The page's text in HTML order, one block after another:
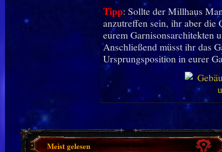
Tipp: Sollte der Millhaus
anzutreffen sein, ihr aber die
eurem Garnisonsarchitekten
Anschließend müsst ihr das
Ursprungsposition in eurer
Meist gelesen